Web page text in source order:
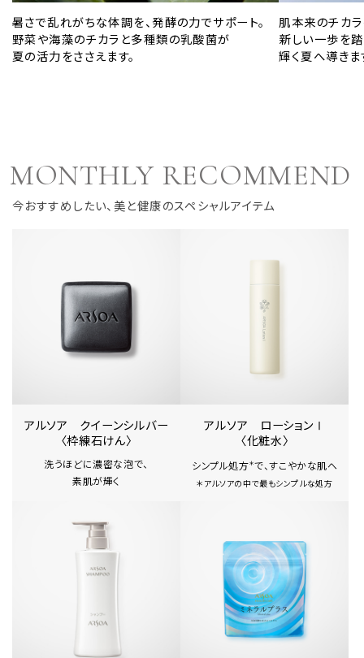
暑さで乱れがちな体調を、発酵の力でサポート。
野菜や海藻のチカラと多種類の乳酸菌が
夏の活力をささえます。
肌本来のチカ
新しい一歩を
輝く夏へ導きま
MONTHLY RECOMMEND
今おすすめしたい、美と健康のスペシャルアイテム
アルソア クイーンシルバー
〈枠練石けん〉
洗うほどに濃密な泡で、
素肌が輝く
アルソア ローションⅠ
〈化粧水〉
シンプル処方＊で、すこやかな肌へ
＊アルソアの中で最もシンプルな処方